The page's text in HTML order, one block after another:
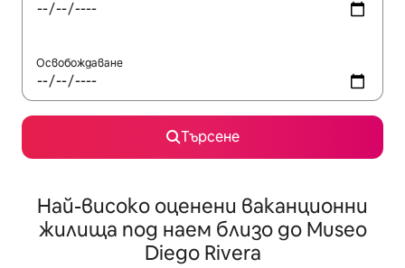
Освобождаване
Търсене
Най-високо оценени ваканционни
жилища под наем близо до Museo
Diego Rivera